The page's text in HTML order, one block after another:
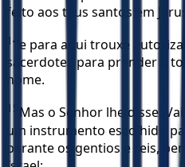
feito aos teus santos em
14 e para aqui trouxe
sacerdotes para prender a
nome.
15 Mas o Senhor lhe disse:
um instrumento escolhido
perante os gentios e reis,